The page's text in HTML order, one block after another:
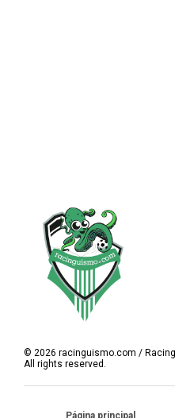
© 2026 racinguismo.com /
All rights reserved.
Página principal